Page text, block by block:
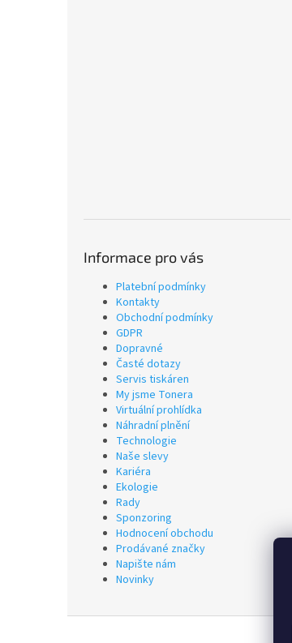
Informace pro vás
Platební podmínky
Kontakty
Obchodní podmínky
GDPR
Dopravné
Časté dotazy
Servis tiskáren
My jsme Tonera
Virtuální prohlídka
Náhradní plnění
Technologie
Naše slevy
Kariéra
Ekologie
Rady
Sponzoring
Hodnocení obchodu
Prodávané značky
Napište nám
Novinky